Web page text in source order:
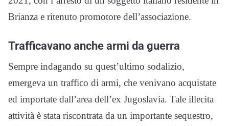
Brianza e ritenuto promotore dell’associazione.
Trafficavano anche armi da guerra
Sempre indagando su quest’ultimo sodalizio,
emergeva un traffico di armi, che venivano acquistate
ed importate dall’area dell’ex Jugoslavia. Tale illecita
attività è stata riscontrata da un importante sequestro,